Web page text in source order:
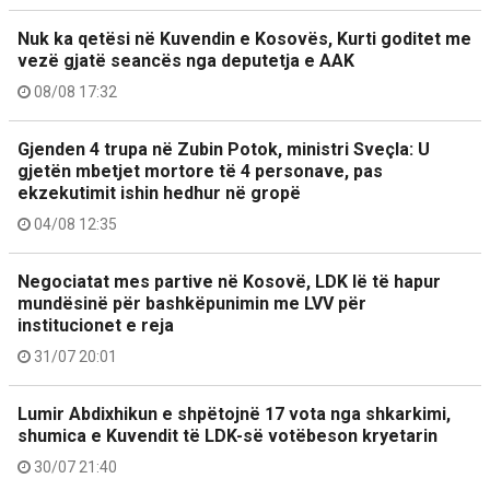
Nuk ka qetësi në Kuvendin e Kosovës, Kurti goditet me
vezë gjatë seancës nga deputetja e AAK
08/08 17:32
Gjenden 4 trupa në Zubin Potok, ministri Sveçla: U
gjetën mbetjet mortore të 4 personave, pas
ekzekutimit ishin hedhur në gropë
04/08 12:35
Negociatat mes partive në Kosovë, LDK lë të hapur
mundësinë për bashkëpunimin me LVV për
institucionet e reja
31/07 20:01
Lumir Abdixhikun e shpëtojnë 17 vota nga shkarkimi,
shumica e Kuvendit të LDK-së votëbeson kryetarin
30/07 21:40